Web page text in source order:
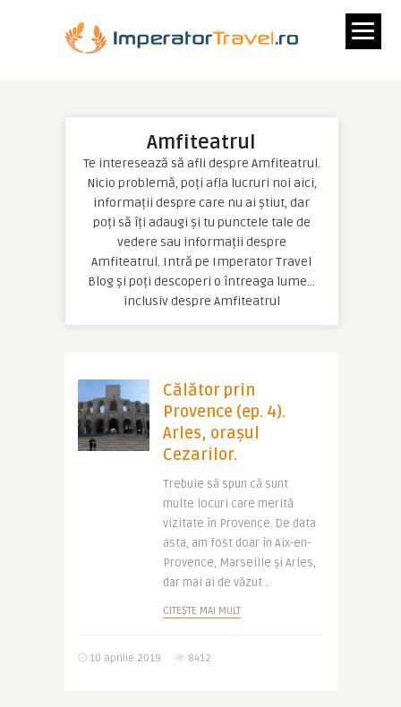
Amfiteatrul
Te interesează să afli despre Amfiteatrul.
Nicio problemă, poți afla lucruri noi aici,
informații despre care nu ai știut, dar
poți să îți adaugi și tu punctele tale de
vedere sau informații despre
Amfiteatrul. Intră pe Imperator Travel
Blog și poți descoperi o întreaga lume…
inclusiv despre Amfiteatrul
Călător prin
Provence (ep. 4).
Arles, orașul
Cezarilor.
Trebuie să spun că sunt
multe locuri care merită
vizitate în Provence. De data
asta, am fost doar în Aix-en-
Provence, Marseille și Arles,
dar mai ai de văzut ..
CITEȘTE MAI MULT
10 aprilie 2019 8412